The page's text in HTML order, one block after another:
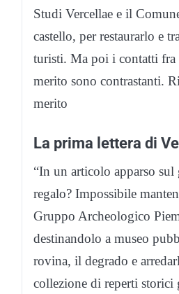
Studi Vercellae e il
castello, per restaurarlo e
turisti. Ma poi i contatti fra
merito sono contrastanti.
merito
La prima lettera di
“In un articolo apparso
regalo? Impossibile
Gruppo Archeologico
destinandolo a museo
rovina, il degrado e
collezione di reperti